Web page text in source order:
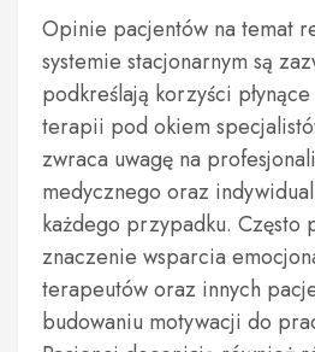
Opinie pacjentów na temat
systemie stacjonarnym są
podkreślają korzyści
terapii pod okiem
zwraca uwagę na
medycznego oraz
każdego przypadku. Często
znaczenie wsparcia
terapeutów oraz innych
budowaniu motywacji do